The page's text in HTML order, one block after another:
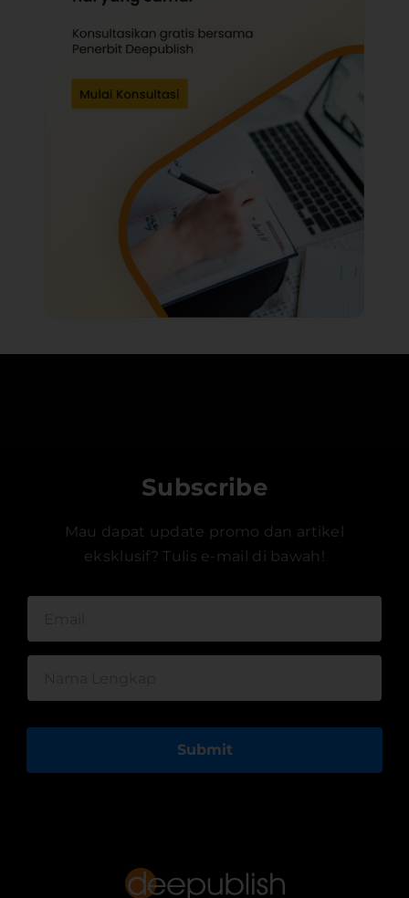
Subscribe
Mau dapat update promo dan artikel
eksklusif? Tulis e-mail di bawah!
Submit